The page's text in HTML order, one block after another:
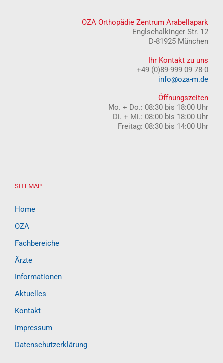
OZA Orthopädie Zentrum Arabellapark
Englschalkinger Str. 12
D-81925 München
Ihr Kontakt zu uns
+49 (0)89-999 09 78-0
info@oza-m.de
Öffnungszeiten
Mo. + Do.: 08:30 bis 18:00 Uhr
Di. + Mi.: 08:00 bis 18:00 Uhr
Freitag: 08:30 bis 14:00 Uhr
SITEMAP
Home
OZA
Fachbereiche
Ärzte
Informationen
Aktuelles
Kontakt
Impressum
Datenschutzerklärung